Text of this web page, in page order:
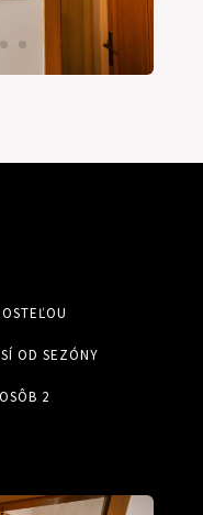
OD SEZÓNY
2